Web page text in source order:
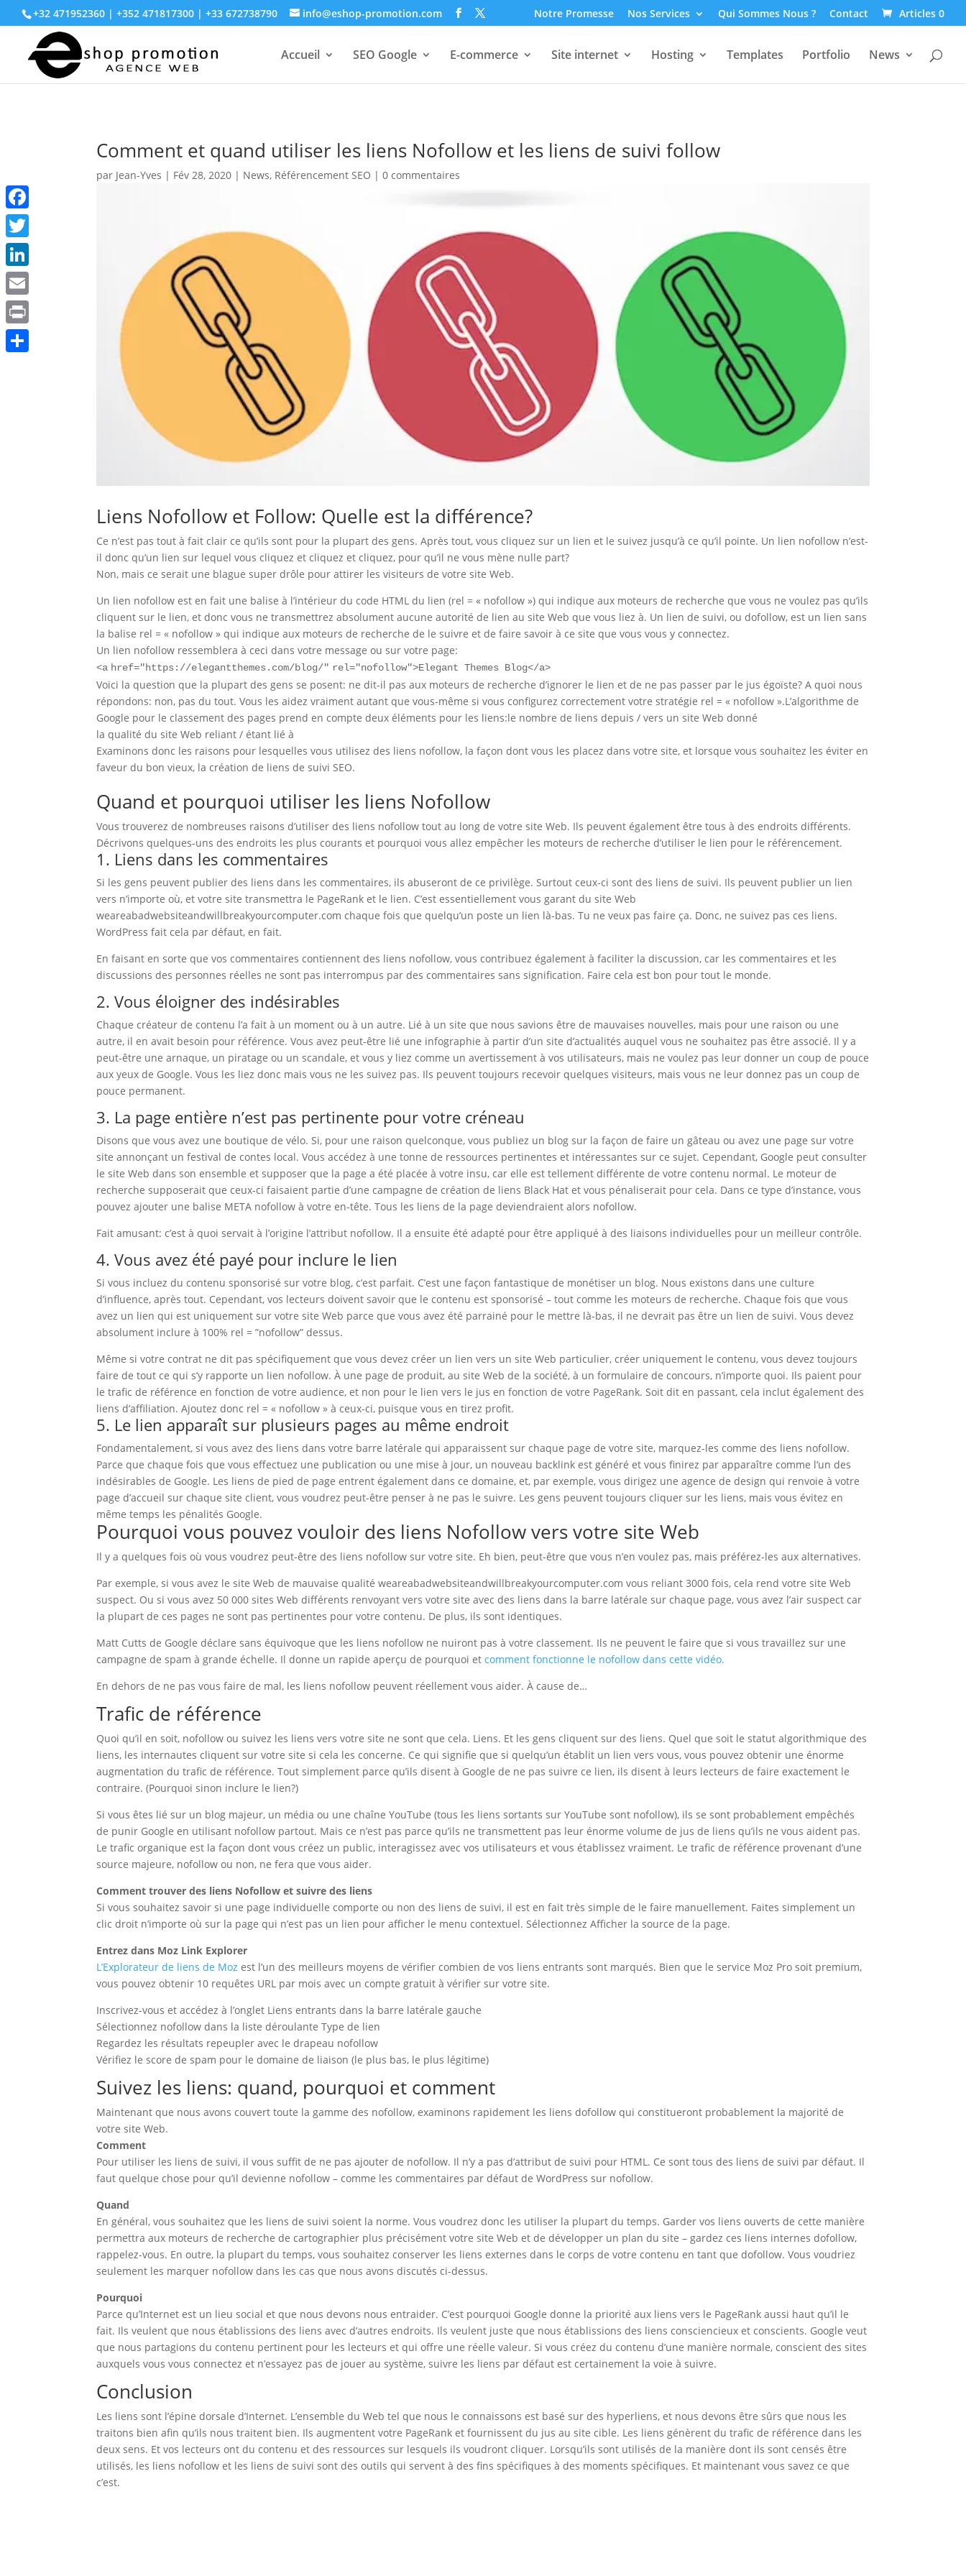
+32 471952360 | +352 471817300 | +33 672738790 info@eshop-promotion.com Notre Promesse Nos Services Qui Sommes Nous ? Contact Articles 0
Accueil SEO Google E-commerce Site internet Hosting Templates Portfolio News
Comment et quand utiliser les liens Nofollow et les liens de suivi follow
par Jean-Yves | Fév 28, 2020 | News, Référencement SEO |0 commentaires
Liens Nofollow et Follow: Quelle est la différence?
Ce n’est pas tout à fait clair ce qu’ils sont pour la plupart des gens. Après tout, vous cliquez sur un lien et le suivez jusqu’à ce qu’il pointe. Un lien nofollow n’est-
il donc qu’un lien sur lequel vous cliquez et cliquez et cliquez, pour qu’il ne vous mène nulle part?
Non, mais ce serait une blague super drôle pour attirer les visiteurs de votre site Web.
Un lien nofollow est en fait une balise à l’intérieur du code HTML du lien (rel = « nofollow ») qui indique aux moteurs de recherche que vous ne voulez pas qu’ils
cliquent sur le lien, et donc vous ne transmettrez absolument aucune autorité de lien au site Web que vous liez à. Un lien de suivi, ou dofollow, est un lien sans
la balise rel = « nofollow » qui indique aux moteurs de recherche de le suivre et de faire savoir à ce site que vous vous y connectez.
Un lien nofollow ressemblera à ceci dans votre message ou sur votre page:
<a href="https://elegantthemes.com/blog/" rel="nofollow">Elegant Themes Blog</a>
Voici la question que la plupart des gens se posent: ne dit-il pas aux moteurs de recherche d’ignorer le lien et de ne pas passer par le jus égoïste? A quoi nous
répondons: non, pas du tout. Vous les aidez vraiment autant que vous-même si vous configurez correctement votre stratégie rel = « nofollow ».L’algorithme de
Google pour le classement des pages prend en compte deux éléments pour les liens:le nombre de liens depuis / vers un site Web donné
la qualité du site Web reliant / étant lié à
Examinons donc les raisons pour lesquelles vous utilisez des liens nofollow, la façon dont vous les placez dans votre site, et lorsque vous souhaitez les éviter en
faveur du bon vieux, la création de liens de suivi SEO.
Quand et pourquoi utiliser les liens Nofollow
Vous trouverez de nombreuses raisons d’utiliser des liens nofollow tout au long de votre site Web. Ils peuvent également être tous à des endroits différents.
Décrivons quelques-uns des endroits les plus courants et pourquoi vous allez empêcher les moteurs de recherche d’utiliser le lien pour le référencement.
1. Liens dans les commentaires
Si les gens peuvent publier des liens dans les commentaires, ils abuseront de ce privilège. Surtout ceux-ci sont des liens de suivi. Ils peuvent publier un lien
vers n’importe où, et votre site transmettra le PageRank et le lien. C’est essentiellement vous garant du site Web
weareabadwebsiteandwillbreakyourcomputer.com chaque fois que quelqu’un poste un lien là-bas. Tu ne veux pas faire ça. Donc, ne suivez pas ces liens.
WordPress fait cela par défaut, en fait.
En faisant en sorte que vos commentaires contiennent des liens nofollow, vous contribuez également à faciliter la discussion, car les commentaires et les
discussions des personnes réelles ne sont pas interrompus par des commentaires sans signification. Faire cela est bon pour tout le monde.
2. Vous éloigner des indésirables
Chaque créateur de contenu l’a fait à un moment ou à un autre. Lié à un site que nous savions être de mauvaises nouvelles, mais pour une raison ou une
autre, il en avait besoin pour référence. Vous avez peut-être lié une infographie à partir d’un site d’actualités auquel vous ne souhaitez pas être associé. Il y a
peut-être une arnaque, un piratage ou un scandale, et vous y liez comme un avertissement à vos utilisateurs, mais ne voulez pas leur donner un coup de pouce
aux yeux de Google. Vous les liez donc mais vous ne les suivez pas. Ils peuvent toujours recevoir quelques visiteurs, mais vous ne leur donnez pas un coup de
pouce permanent.
3. La page entière n’est pas pertinente pour votre créneau
Disons que vous avez une boutique de vélo. Si, pour une raison quelconque, vous publiez un blog sur la façon de faire un gâteau ou avez une page sur votre
site annonçant un festival de contes local. Vous accédez à une tonne de ressources pertinentes et intéressantes sur ce sujet. Cependant, Google peut consulter
le site Web dans son ensemble et supposer que la page a été placée à votre insu, car elle est tellement différente de votre contenu normal. Le moteur de
recherche supposerait que ceux-ci faisaient partie d’une campagne de création de liens Black Hat et vous pénaliserait pour cela. Dans ce type d’instance, vous
pouvez ajouter une balise META nofollow à votre en-tête. Tous les liens de la page deviendraient alors nofollow.
Fait amusant: c’est à quoi servait à l’origine l’attribut nofollow. Il a ensuite été adapté pour être appliqué à des liaisons individuelles pour un meilleur contrôle.
4. Vous avez été payé pour inclure le lien
Si vous incluez du contenu sponsorisé sur votre blog, c’est parfait. C’est une façon fantastique de monétiser un blog. Nous existons dans une culture
d’influence, après tout. Cependant, vos lecteurs doivent savoir que le contenu est sponsorisé – tout comme les moteurs de recherche. Chaque fois que vous
avez un lien qui est uniquement sur votre site Web parce que vous avez été parrainé pour le mettre là-bas, il ne devrait pas être un lien de suivi. Vous devez
absolument inclure à 100% rel = ”nofollow” dessus.
Même si votre contrat ne dit pas spécifiquement que vous devez créer un lien vers un site Web particulier, créer uniquement le contenu, vous devez toujours
faire de tout ce qui s’y rapporte un lien nofollow. À une page de produit, au site Web de la société, à un formulaire de concours, n’importe quoi. Ils paient pour
le trafic de référence en fonction de votre audience, et non pour le lien vers le jus en fonction de votre PageRank. Soit dit en passant, cela inclut également des
liens d’affiliation. Ajoutez donc rel = « nofollow » à ceux-ci, puisque vous en tirez profit.
5. Le lien apparaît sur plusieurs pages au même endroit
Fondamentalement, si vous avez des liens dans votre barre latérale qui apparaissent sur chaque page de votre site, marquez-les comme des liens nofollow.
Parce que chaque fois que vous effectuez une publication ou une mise à jour, un nouveau backlink est généré et vous finirez par apparaître comme l’un des
indésirables de Google. Les liens de pied de page entrent également dans ce domaine, et, par exemple, vous dirigez une agence de design qui renvoie à votre
page d’accueil sur chaque site client, vous voudrez peut-être penser à ne pas le suivre. Les gens peuvent toujours cliquer sur les liens, mais vous évitez en
même temps les pénalités Google.
Pourquoi vous pouvez vouloir des liens Nofollow vers votre site Web
Il y a quelques fois où vous voudrez peut-être des liens nofollow sur votre site. Eh bien, peut-être que vous n’en voulez pas, mais préférez-les aux alternatives.
Par exemple, si vous avez le site Web de mauvaise qualité weareabadwebsiteandwillbreakyourcomputer.com vous reliant 3000 fois, cela rend votre site Web
suspect. Ou si vous avez 50 000 sites Web différents renvoyant vers votre site avec des liens dans la barre latérale sur chaque page, vous avez l’air suspect car
la plupart de ces pages ne sont pas pertinentes pour votre contenu. De plus, ils sont identiques.
Matt Cutts de Google déclare sans équivoque que les liens nofollow ne nuiront pas à votre classement. Ils ne peuvent le faire que si vous travaillez sur une
campagne de spam à grande échelle. Il donne un rapide aperçu de pourquoi etcomment fonctionne le nofollow dans cette vidéo.
En dehors de ne pas vous faire de mal, les liens nofollow peuvent réellement vous aider. À cause de…
Trafic de référence
Quoi qu’il en soit, nofollow ou suivez les liens vers votre site ne sont que cela. Liens. Et les gens cliquent sur des liens. Quel que soit le statut algorithmique des
liens, les internautes cliquent sur votre site si cela les concerne. Ce qui signifie que si quelqu’un établit un lien vers vous, vous pouvez obtenir une énorme
augmentation du trafic de référence. Tout simplement parce qu’ils disent à Google de ne pas suivre ce lien, ils disent à leurs lecteurs de faire exactement le
contraire. (Pourquoi sinon inclure le lien?)
Si vous êtes lié sur un blog majeur, un média ou une chaîne YouTube (tous les liens sortants sur YouTube sont nofollow), ils se sont probablement empêchés
de punir Google en utilisant nofollow partout. Mais ce n’est pas parce qu’ils ne transmettent pas leur énorme volume de jus de liens qu’ils ne vous aident pas.
Le trafic organique est la façon dont vous créez un public, interagissez avec vos utilisateurs et vous établissez vraiment. Le trafic de référence provenant d’une
source majeure, nofollow ou non, ne fera que vous aider.
Comment trouver des liens Nofollow et suivre des liens
Si vous souhaitez savoir si une page individuelle comporte ou non des liens de suivi, il est en fait très simple de le faire manuellement. Faites simplement un
clic droit n’importe où sur la page qui n’est pas un lien pour afficher le menu contextuel. Sélectionnez Afficher la source de la page.
Entrez dans Moz Link Explorer
L’Explorateur de liens de Moz est l’un des meilleurs moyens de vérifier combien de vos liens entrants sont marqués. Bien que le service Moz Pro soit premium,
vous pouvez obtenir 10 requêtes URL par mois avec un compte gratuit à vérifier sur votre site.
Inscrivez-vous et accédez à l’onglet Liens entrants dans la barre latérale gauche
Sélectionnez nofollow dans la liste déroulante Type de lien
Regardez les résultats repeupler avec le drapeau nofollow
Vérifiez le score de spam pour le domaine de liaison (le plus bas, le plus légitime)
Suivez les liens: quand, pourquoi et comment
Maintenant que nous avons couvert toute la gamme des nofollow, examinons rapidement les liens dofollow qui constitueront probablement la majorité de
votre site Web.
Comment
Pour utiliser les liens de suivi, il vous suffit de ne pas ajouter de nofollow. Il n’y a pas d’attribut de suivi pour HTML. Ce sont tous des liens de suivi par défaut. Il
faut quelque chose pour qu’il devienne nofollow – comme les commentaires par défaut de WordPress sur nofollow.
Quand
En général, vous souhaitez que les liens de suivi soient la norme. Vous voudrez donc les utiliser la plupart du temps. Garder vos liens ouverts de cette manière
permettra aux moteurs de recherche de cartographier plus précisément votre site Web et de développer un plan du site – gardez ces liens internes dofollow,
rappelez-vous. En outre, la plupart du temps, vous souhaitez conserver les liens externes dans le corps de votre contenu en tant que dofollow. Vous voudriez
seulement les marquer nofollow dans les cas que nous avons discutés ci-dessus.
Pourquoi
Parce qu’Internet est un lieu social et que nous devons nous entraider. C’est pourquoi Google donne la priorité aux liens vers le PageRank aussi haut qu’il le
fait. Ils veulent que nous établissions des liens avec d’autres endroits. Ils veulent juste que nous établissions des liens consciencieux et conscients. Google veut
que nous partagions du contenu pertinent pour les lecteurs et qui offre une réelle valeur. Si vous créez du contenu d’une manière normale, conscient des sites
auxquels vous vous connectez et n’essayez pas de jouer au système, suivre les liens par défaut est certainement la voie à suivre.
Conclusion
Les liens sont l’épine dorsale d’Internet. L’ensemble du Web tel que nous le connaissons est basé sur des hyperliens, et nous devons être sûrs que nous les
traitons bien afin qu’ils nous traitent bien. Ils augmentent votre PageRank et fournissent du jus au site cible. Les liens génèrent du trafic de référence dans les
deux sens. Et vos lecteurs ont du contenu et des ressources sur lesquels ils voudront cliquer. Lorsqu’ils sont utilisés de la manière dont ils sont censés être
utilisés, les liens nofollow et les liens de suivi sont des outils qui servent à des fins spécifiques à des moments spécifiques. Et maintenant vous savez ce que
c’est.
Facebook
Twitter
LinkedIn
Email
Print